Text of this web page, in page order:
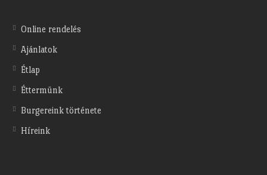
Online rendelés
Ajánlatok
Étlap
Éttermünk
Burgereink története
Híreink